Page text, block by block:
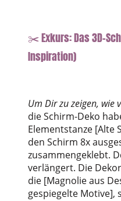
✂️ Exkurs: Das 3D-
Inspiration)
Um Dir zu zeigen, wie
die Schirm-Deko
Elementstanze [Alte
den Schirm 8x
zusammengeklebt.
verlängert. Die
die [Magnolie aus
gespiegelte Motive],